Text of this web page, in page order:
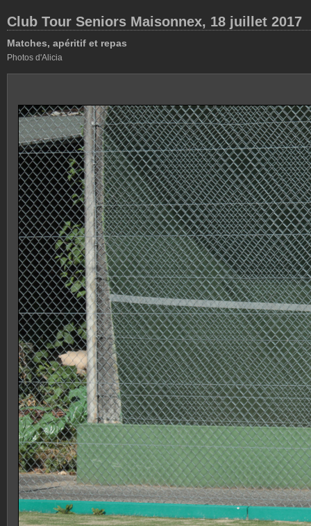
Club Tour Seniors Maisonnex, 18 juillet 2017
Matches, apéritif et repas
Photos d'Alicia